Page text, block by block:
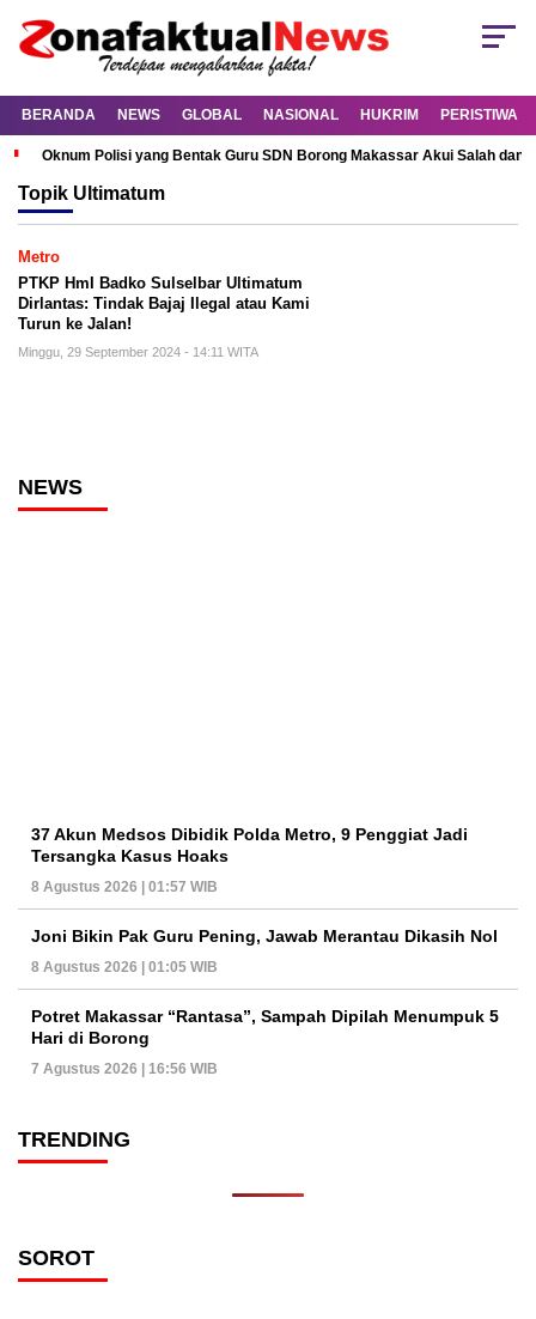
BERANDA NEWS GLOBAL NASIONAL HUKRIM PERISTIWA
Oknum Polisi yang Bentak Guru SDN Borong Makassar Akui Salah dan
Topik Ultimatum
Metro
PTKP HmI Badko Sulselbar Ultimatum
Dirlantas: Tindak Bajaj Ilegal atau Kami
Turun ke Jalan!
Minggu, 29 September 2024 - 14:11 WITA
NEWS
37 Akun Medsos Dibidik Polda Metro, 9 Penggiat Jadi
Tersangka Kasus Hoaks
8 Agustus 2026 | 01:57 WIB
Joni Bikin Pak Guru Pening, Jawab Merantau Dikasih Nol
8 Agustus 2026 | 01:05 WIB
Potret Makassar “Rantasa”, Sampah Dipilah Menumpuk 5
Hari di Borong
7 Agustus 2026 | 16:56 WIB
TRENDING
SOROT